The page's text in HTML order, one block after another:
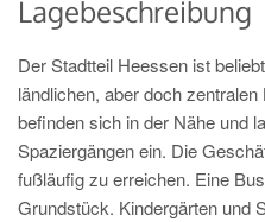
Lagebeschreibung
Der Stadtteil Heessen ist
ländlichen, aber doch
befinden sich in der Nähe und
Spaziergängen ein. Die
fußläufig zu erreichen. Eine
Grundstück. Kindergärten und